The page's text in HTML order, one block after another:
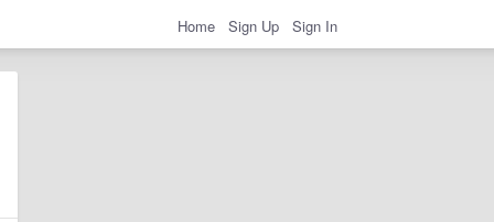
Home Sign Up Sign In